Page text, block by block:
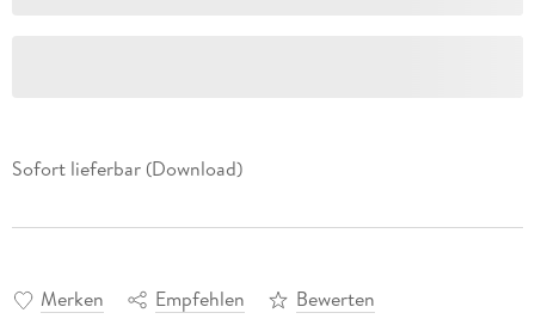
Sofort lieferbar (Download)
Merken Empfehlen Bewerten